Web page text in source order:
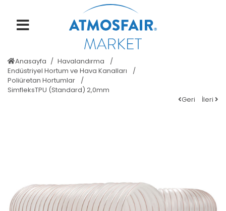
Anasayfa
Havalandırma
Endüstriyel Hortum ve Hava Kanalları
Poliüretan Hortumlar
SimfleksTPU (Standard) 2,0mm
Geri
İleri